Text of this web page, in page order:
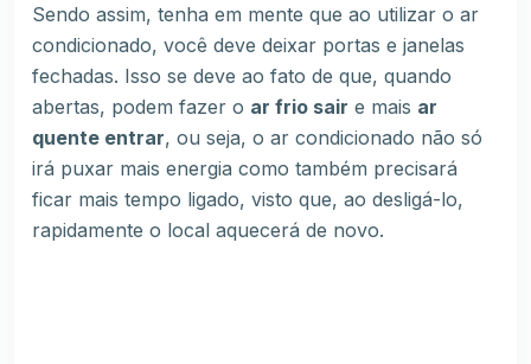
Sendo assim, tenha em mente que ao utilizar o ar
condicionado, você deve deixar portas e janelas
fechadas. Isso se deve ao fato de que, quando
abertas, podem fazer o ar frio sair e mais ar
quente entrar, ou seja, o ar condicionado não só
irá puxar mais energia como também precisará
ficar mais tempo ligado, visto que, ao desligá-lo,
rapidamente o local aquecerá de novo.